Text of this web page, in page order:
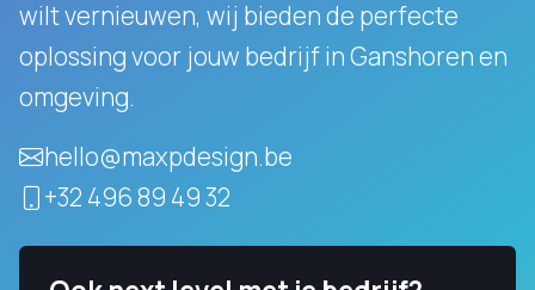
wilt vernieuwen, wij bieden de perfecte
oplossing voor jouw bedrijf in Ganshoren en
omgeving.
hello@maxpdesign.be
+32 496 89 49 32